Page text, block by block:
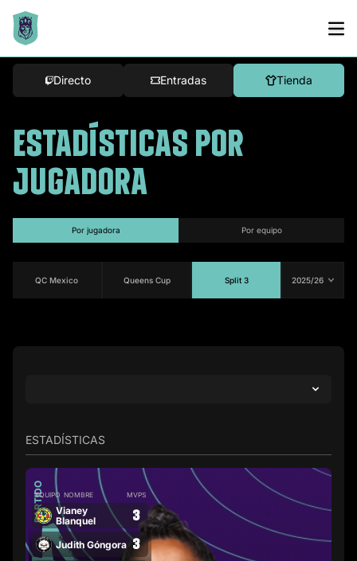
Directo Entradas Tienda
ESTADÍSTICAS POR
JUGADORA
por jugadora por equipo
QC Mexico Queens Cup Split 3
ESTADÍSTICAS
PARTIDO
EQUIPO NOMBRE MVPS
Vianey
Blanquel
3
Judith Góngora 3